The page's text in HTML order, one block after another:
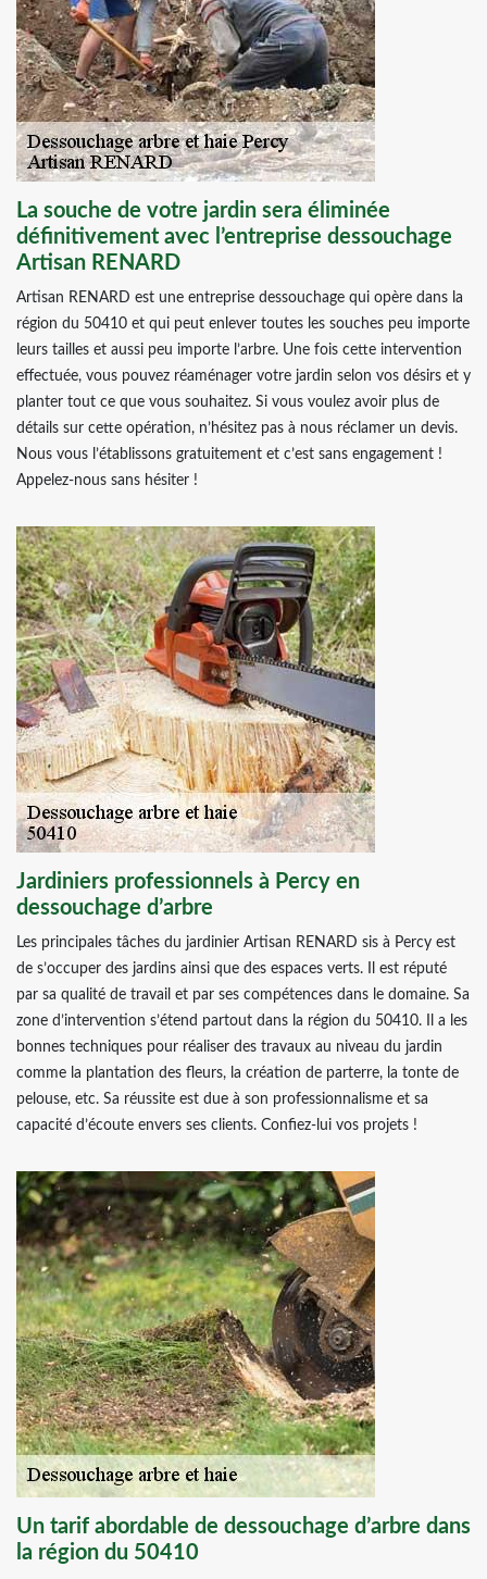
La souche de votre jardin sera éliminée
définitivement avec l’entreprise dessouchage
Artisan RENARD
Artisan RENARD est une entreprise dessouchage qui opère dans la
région du 50410 et qui peut enlever toutes les souches peu importe
leurs tailles et aussi peu importe l’arbre. Une fois cette intervention
effectuée, vous pouvez réaménager votre jardin selon vos désirs et y
planter tout ce que vous souhaitez. Si vous voulez avoir plus de
détails sur cette opération, n’hésitez pas à nous réclamer un devis.
Nous vous l’établissons gratuitement et c’est sans engagement !
Appelez-nous sans hésiter !
Jardiniers professionnels à Percy en
dessouchage d’arbre
Les principales tâches du jardinier Artisan RENARD sis à Percy est
de s’occuper des jardins ainsi que des espaces verts. Il est réputé
par sa qualité de travail et par ses compétences dans le domaine. Sa
zone d’intervention s’étend partout dans la région du 50410. Il a les
bonnes techniques pour réaliser des travaux au niveau du jardin
comme la plantation des fleurs, la création de parterre, la tonte de
pelouse, etc. Sa réussite est due à son professionnalisme et sa
capacité d’écoute envers ses clients. Confiez-lui vos projets !
Un tarif abordable de dessouchage d’arbre dans
la région du 50410